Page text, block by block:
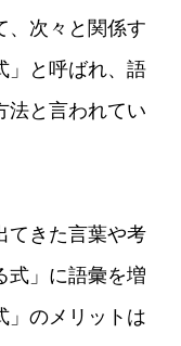
次々と関係す
」と呼ばれ、語
法と言われてい
てきた言葉や考
式」に語彙を増
」のメリットは